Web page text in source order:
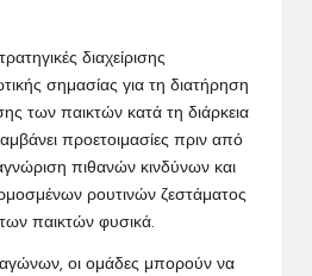
διαχείρισης
σημασίας για τη διατήρηση
των παικτών κατά τη διάρκεια
προετοιμασίες πριν από
πιθανών κινδύνων και
ρουτινών ζεστάματος
παικτών φυσικά.
αγώνων, οι ομάδες μπορούν να